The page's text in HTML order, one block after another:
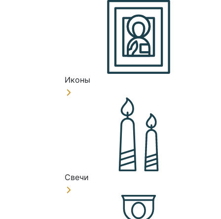
Иконы
Свечи